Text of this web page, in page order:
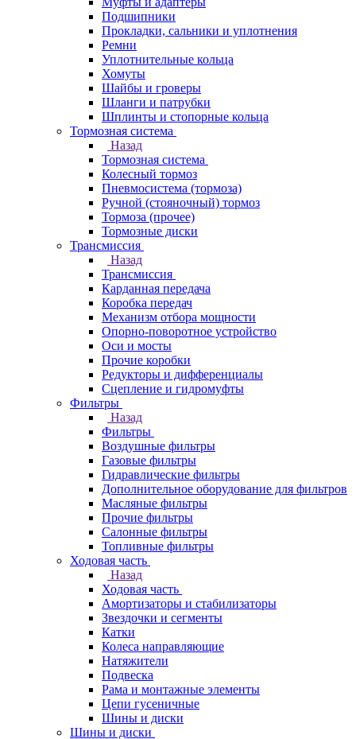
Подшипники
Прокладки, сальники и уплотнения
Ремни
Уплотнительные кольца
Хомуты
Шайбы и гроверы
Шланги и патрубки
Шплинты и стопорные кольца
Тормозная система
Назад
Тормозная система
Колесный тормоз
Пневмосиcтема (тормоза)
Ручной (стояночный) тормоз
Тормоза (прочее)
Тормозные диски
Трансмиссия
Назад
Трансмиссия
Карданная передача
Коробка передач
Механизм отбора мощности
Опорно-поворотное устройство
Оси и мосты
Прочие коробки
Редукторы и дифференциалы
Сцепление и гидромуфты
Фильтры
Назад
Фильтры
Воздушные фильтры
Газовые фильтры
Гидравлические фильтры
Дополнительное оборудование для фильтров
Масляные фильтры
Прочие фильтры
Салонные фильтры
Топливные фильтры
Ходовая часть
Назад
Ходовая часть
Амортизаторы и стабилизаторы
Звездочки и сегменты
Катки
Колеса направляющие
Натяжители
Подвеска
Рама и монтажные элементы
Цепи гусеничные
Шины и диски
Шины и диски